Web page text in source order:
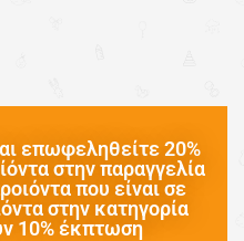
επωφεληθείτε 20%
στην παραγγελία
που είναι σε
στην κατηγορία
10% έκπτωση